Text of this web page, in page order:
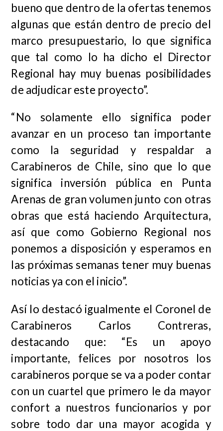
bueno que dentro de la ofertas tenemos
algunas que están dentro de precio del
marco presupuestario, lo que significa
que tal como lo ha dicho el Director
Regional hay muy buenas posibilidades
de adjudicar este proyecto”.
“No solamente ello significa poder
avanzar en un proceso tan importante
como la seguridad y respaldar a
Carabineros de Chile, sino que lo que
significa inversión pública en Punta
Arenas de gran volumen junto con otras
obras que está haciendo Arquitectura,
así que como Gobierno Regional nos
ponemos a disposición y esperamos en
las próximas semanas tener muy buenas
noticias ya con el inicio”.
Así lo destacó igualmente el Coronel de
Carabineros Carlos Contreras,
destacando que: “Es un apoyo
importante, felices por nosotros los
carabineros porque se va a poder contar
con un cuartel que primero le da mayor
confort a nuestros funcionarios y por
sobre todo dar una mayor acogida y